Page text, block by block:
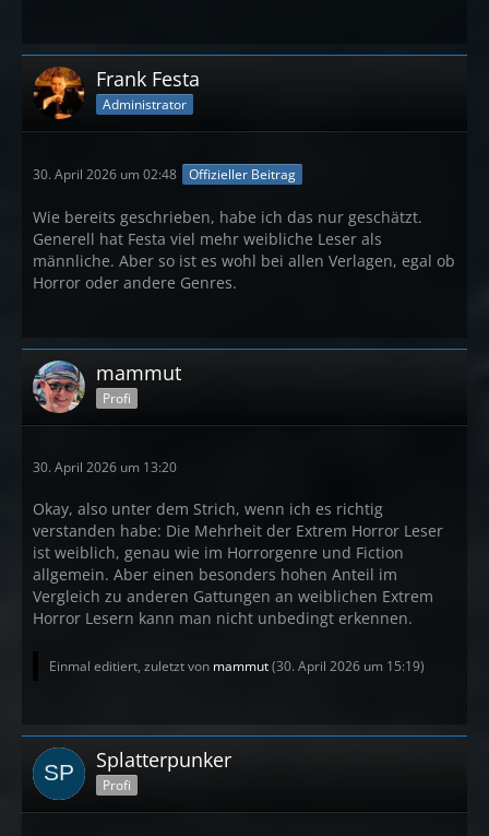
Frank Festa
Administrator
30. April 2026 um 02:48 Offizieller Beitrag
Wie bereits geschrieben, habe ich das nur geschätzt.
Generell hat Festa viel mehr weibliche Leser als
männliche. Aber so ist es wohl bei allen Verlagen, egal ob
Horror oder andere Genres.
mammut
Profi
30. April 2026 um 13:20
Okay, also unter dem Strich, wenn ich es richtig
verstanden habe: Die Mehrheit der Extrem Horror Leser
ist weiblich, genau wie im Horrorgenre und Fiction
allgemein. Aber einen besonders hohen Anteil im
Vergleich zu anderen Gattungen an weiblichen Extrem
Horror Lesern kann man nicht unbedingt erkennen.
Einmal editiert, zuletzt von mammut(30. April 2026 um 15:19)
Splatterpunker
Profi